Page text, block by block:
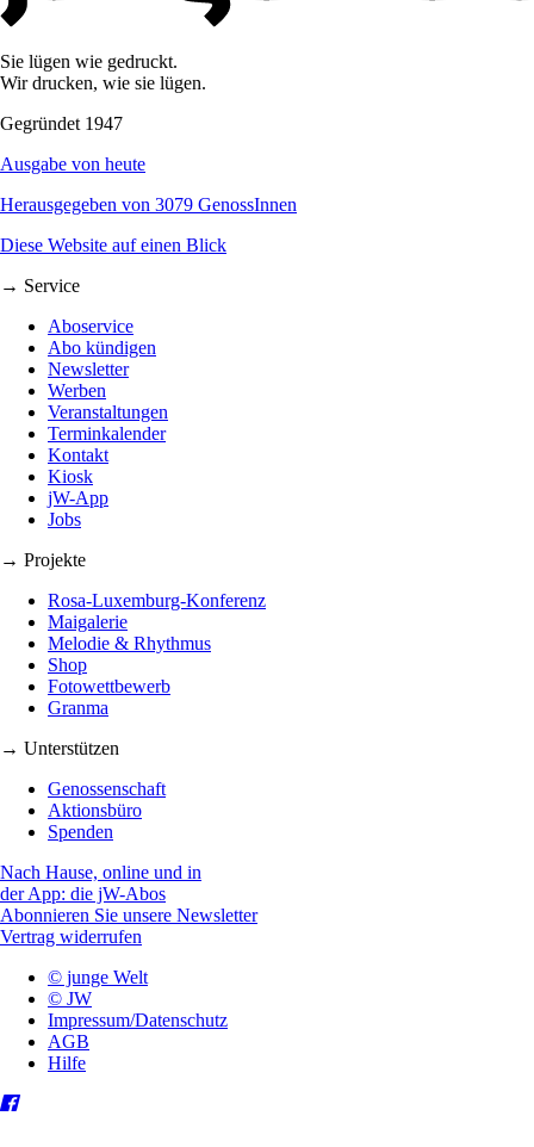
Sie lügen wie gedruckt.
Wir drucken, wie sie lügen.
Gegründet 1947
Ausgabe von heute
Herausgegeben von 3079 GenossInnen
Diese Website auf einen Blick
→ Service
Aboservice
Abo kündigen
Newsletter
Werben
Veranstaltungen
Terminkalender
Kontakt
Kiosk
jW-App
Jobs
→ Projekte
Rosa-Luxemburg-Konferenz
Maigalerie
Melodie & Rhythmus
Shop
Fotowettbewerb
Granma
→ Unterstützen
Genossenschaft
Aktionsbüro
Spenden
Nach Hause, online und in
der App: die jW-Abos
Abonnieren Sie unsere Newsletter
Vertrag widerrufen
© junge Welt
© JW
Impressum/Datenschutz
AGB
Hilfe